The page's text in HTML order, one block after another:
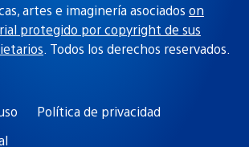
artes e imaginería asociados on
protegido por copyright de sus
. Todos los derechos reservados.
Política de privacidad